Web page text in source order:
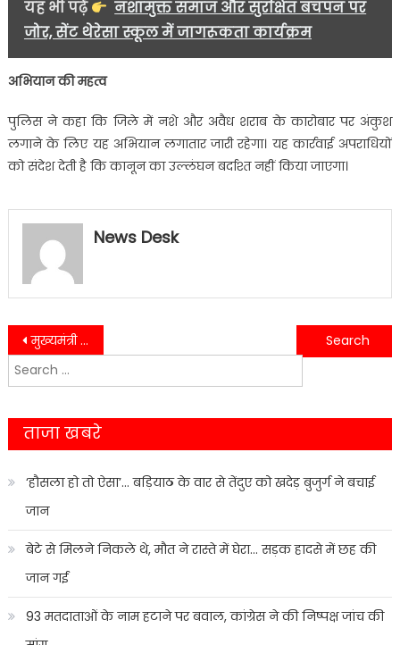
यह भी पढ़ें
नशामुक्त समाज और सुरक्षित बचपन पर
जोर, सेंट थेरेसा स्कूल में जागरूकता कार्यक्रम
अभियान की महत्व
पुलिस ने कहा कि जिले में नशे और अवैध शराब के कारोबार पर अंकुश
लगाने के लिए यह अभियान लगातार जारी रहेगा। यह कार्रवाई अपराधियों
को संदेश देती है कि कानून का उल्लंघन बर्दाश्त नहीं किया जाएगा।
News Desk
Post
navigation
मुख्यमंत्री पुष्कर सिंह धामी ने “प्रयास बेहतर कल के लिए” स्मारिका का किया विमोचन….
देहरादून में सनसनी, खंडहर में मिली 26 वर्षीय युवती की लाश…….
Search
for:
ताजा खबरे
‘हौसला हो तो ऐसा’… बड़ियाठ के वार से तेंदुए को खदेड़ बुजुर्ग ने बचाई
जान
बेटे से मिलने निकले थे, मौत ने रास्ते में घेरा… सड़क हादसे में छह की
जान गई
93 मतदाताओं के नाम हटाने पर बवाल, कांग्रेस ने की निष्पक्ष जांच की